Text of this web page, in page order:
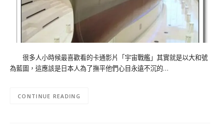
很多人小時候最喜歡看的卡通影片「宇宙戰艦」其實就是以大和號
為藍圖，這應該是日本人為了撫平他們心目永遠不沉的…
CONTINUE READING